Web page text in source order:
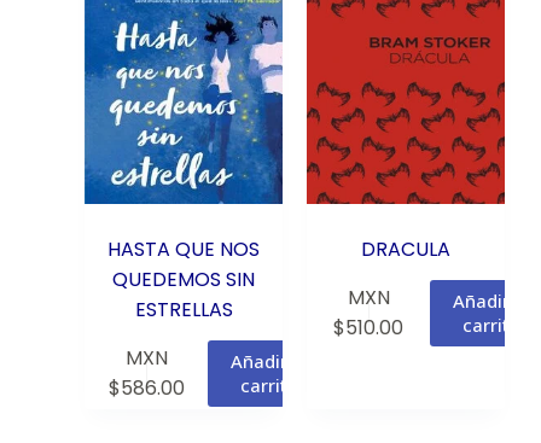
HASTA QUE NOS
QUEDEMOS SIN
ESTRELLAS
MXN
$586.00
Añadir al
carrito
DRACULA
MXN
$510.00
Añadir al
carrito